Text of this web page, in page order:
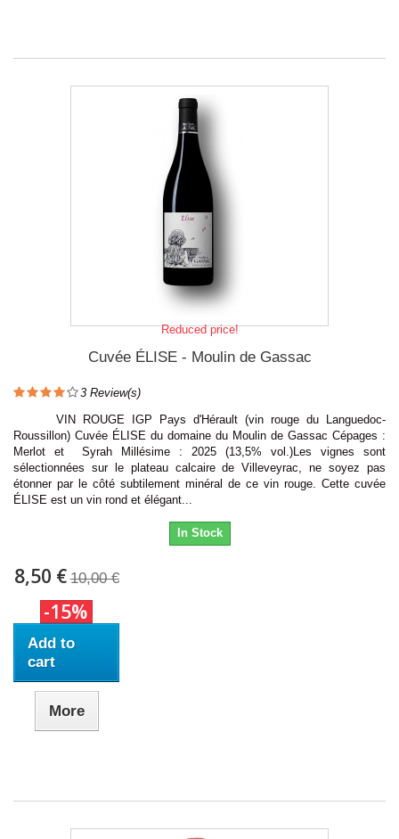
Reduced price!
Cuvée ÉLISE - Moulin de Gassac
3 Review(s)
VIN ROUGE IGP Pays d'Hérault (vin rouge du Languedoc-
Roussillon) Cuvée ÉLISE du domaine du Moulin de Gassac Cépages :
Merlot et Syrah Millésime : 2025 (13,5% vol.)Les vignes sont
sélectionnées sur le plateau calcaire de Villeveyrac, ne soyez pas
étonner par le côté subtilement minéral de ce vin rouge. Cette cuvée
ÉLISE est un vin rond et élégant...
In Stock
8,50 € 10,00 €
-15%
Add to
cart
More